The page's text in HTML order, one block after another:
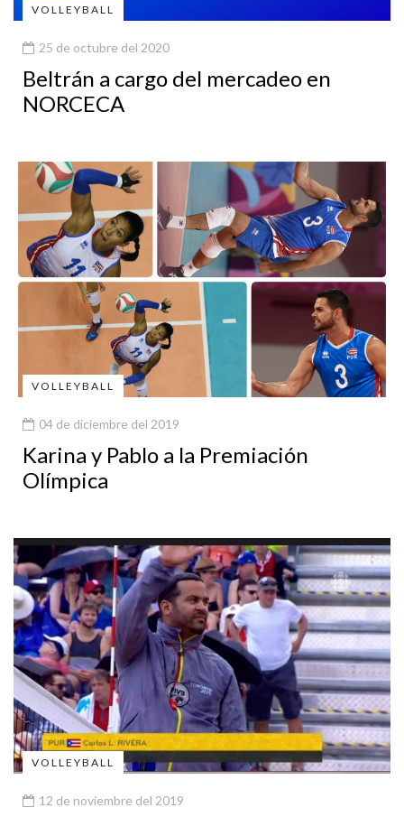
VOLLEYBALL
25 de octubre del 2020
Beltrán a cargo del mercadeo en
NORCECA
VOLLEYBALL
04 de diciembre del 2019
Karina y Pablo a la Premiación
Olímpica
VOLLEYBALL
12 de noviembre del 2019